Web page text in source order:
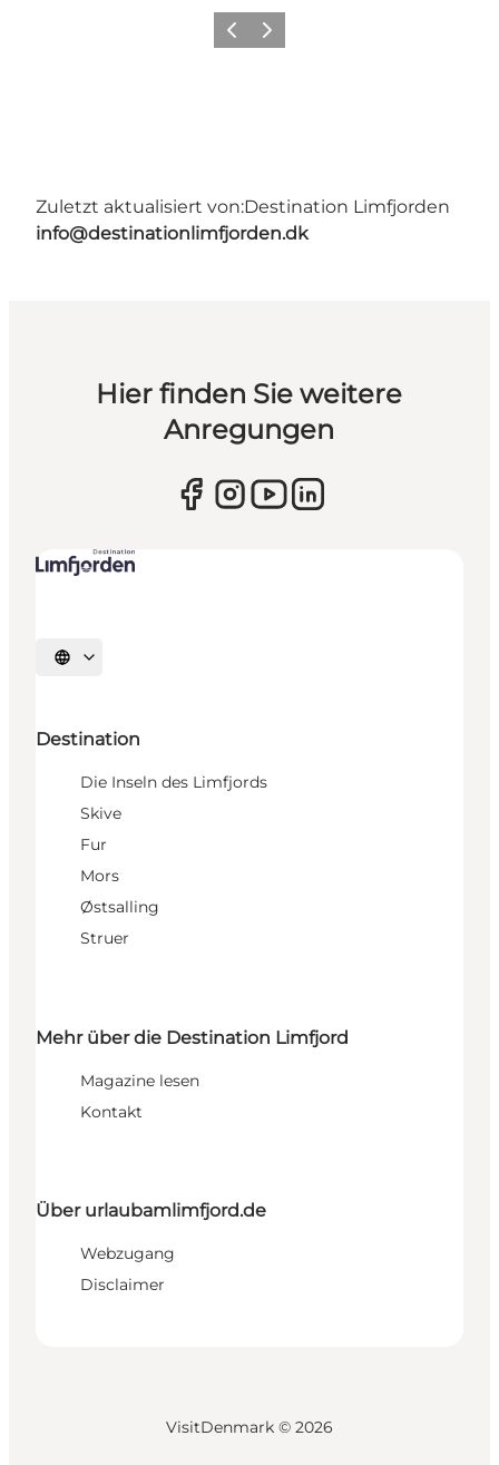
Vorherige Folie
Nächste Folie
Zuletzt aktualisiert von:Destination Limfjorden
info@destinationlimfjorden.dk
Hier finden Sie weitere
Anregungen
Sprache auswählen
Destination
Die Inseln des Limfjords
Skive
Fur
Mors
Østsalling
Struer
Mehr über die Destination Limfjord
Magazine lesen
Kontakt
Über urlaubamlimfjord.de
Webzugang
Disclaimer
VisitDenmark © 2026